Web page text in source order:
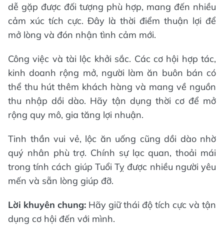
dễ gặp được đối tượng phù hợp, mang đến nhiều
cảm xúc tích cực. Đây là thời điểm thuận lợi để
mở lòng và đón nhận tình cảm mới.
Công việc và tài lộc khởi sắc. Các cơ hội hợp tác,
kinh doanh rộng mở, người làm ăn buôn bán có
thể thu hút thêm khách hàng và mang về nguồn
thu nhập dồi dào. Hãy tận dụng thời cơ để mở
rộng quy mô, gia tăng lợi nhuận.
Tinh thần vui vẻ, lộc ăn uống cũng dồi dào nhờ
quý nhân phù trợ. Chính sự lạc quan, thoải mái
trong tính cách giúp Tuổi Tỵ được nhiều người yêu
mến và sẵn lòng giúp đỡ.
Lời khuyên chung: Hãy giữ thái độ tích cực và tận
dụng cơ hội đến với mình.